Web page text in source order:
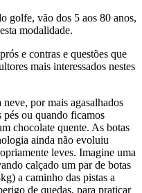
golfe, vão dos 5 aos 80 anos,
modalidade.
e contras e questões que
mais interessados nestes
por mais agasalhados
pés ou quando ficamos
chocolate quente. As botas
ainda não evoluiu
leves. Imagine uma
calçado um par de botas
a caminho das pistas a
de quedas, para praticar